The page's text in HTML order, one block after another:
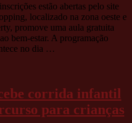
estão abertas pelo site
localizado na zona oeste e
promove uma aula gratuita
bem-estar. A programação
no dia …
corrida infantil
para crianças